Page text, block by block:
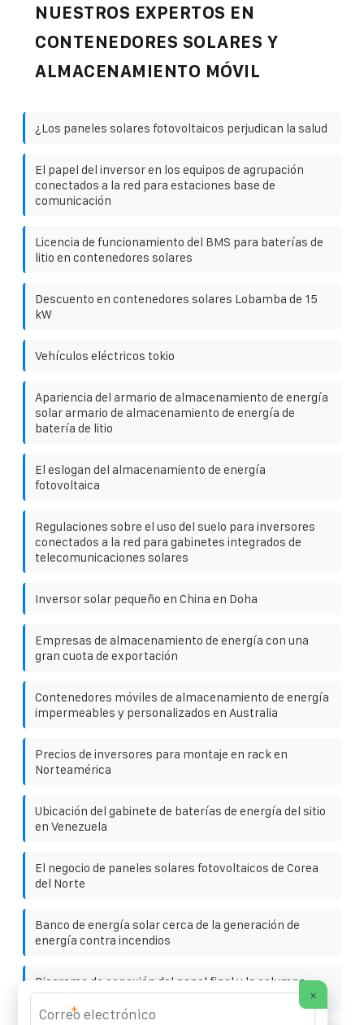
NUESTROS EXPERTOS EN
CONTENEDORES SOLARES Y
ALMACENAMIENTO MÓVIL
¿Los paneles solares fotovoltaicos perjudican la salud
El papel del inversor en los equipos de agrupación
conectados a la red para estaciones base de
comunicación
Licencia de funcionamiento del BMS para baterías de
litio en contenedores solares
Descuento en contenedores solares Lobamba de 15
kW
Vehículos eléctricos tokio
Apariencia del armario de almacenamiento de energía
solar armario de almacenamiento de energía de
batería de litio
El eslogan del almacenamiento de energía
fotovoltaica
Regulaciones sobre el uso del suelo para inversores
conectados a la red para gabinetes integrados de
telecomunicaciones solares
Inversor solar pequeño en China en Doha
Empresas de almacenamiento de energía con una
gran cuota de exportación
Contenedores móviles de almacenamiento de energía
impermeables y personalizados en Australia
Precios de inversores para montaje en rack en
Norteamérica
Ubicación del gabinete de baterías de energía del sitio
en Venezuela
El negocio de paneles solares fotovoltaicos de Corea
del Norte
Banco de energía solar cerca de la generación de
energía contra incendios
Diagrama de conexión del panel final y la columna
fotovoltaica
×
*